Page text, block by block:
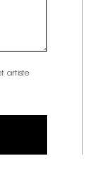
artiste